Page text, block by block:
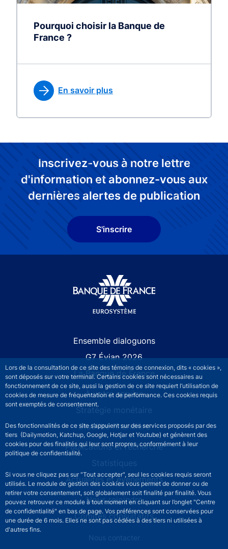
Lors de la consultation de ce site des témoins de connexion, dits « cookies »,
sont déposés sur votre terminal. Certains cookies sont nécessaires au
fonctionnement de ce site, aussi la gestion de ce site requiert l’utilisation de
cookies de mesure de fréquentation et de performance. Ces cookies requis
sont exemptés de consentement.
Des fonctionnalités de ce site s’appuient sur des services proposés par des
tiers (Dailymotion, Katchup, Google, Hotjar et Youtube) et génèrent des
cookies pour des finalités qui leur sont propres, conformément à leur
politique de confidentialité.
Si vous ne cliquez pas sur "Tout accepter", seul les cookies requis seront
utilisés. Le module de gestion des cookies vous permet de donner ou de
retirer votre consentement, soit globalement soit finalité par finalité. Vous
pouvez retrouver ce module à tout moment en cliquant sur l’onglet "Centre
de confidentialité" en bas de page. Vos préférences sont conservées pour
une durée de 6 mois. Elles ne sont pas cédées à des tiers ni utilisées à
d'autres fins.
Pourquoi choisir la Banque de
France ?
En savoir plus
Inscrivez-vous à notre lettre
d'information et abonnez-vous aux
dernières alertes de publication
S'inscrire
Ensemble dialoguons
G7 Évian 2026
La Banque de France
À votre service
Stratégie monétaire
Stabilité financière
Publications et recherche
Statistiques
Actualités et événements
Nous rejoindre
Comités consultatifs
Footer secondary menuNous contacter